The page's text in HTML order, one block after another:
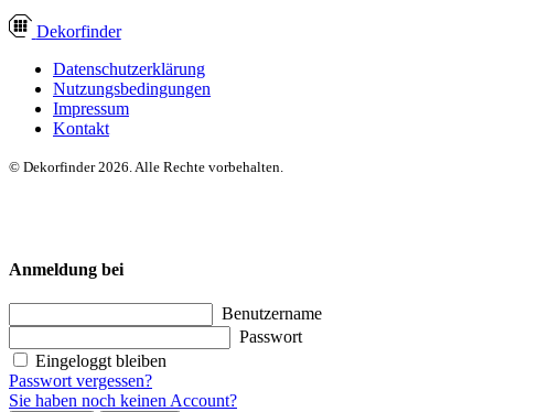
Dekorfinder
Datenschutzerklärung
Nutzungsbedingungen
Impressum
Kontakt
© Dekorfinder 2026. Alle Rechte vorbehalten.
Anmeldung bei
Benutzername
Passwort
Eingeloggt bleiben
Passwort vergessen?
Sie haben noch keinen Account?